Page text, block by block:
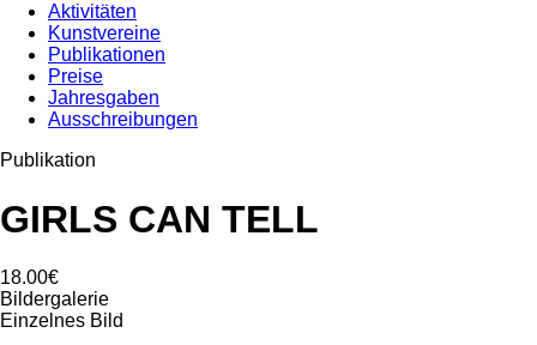
Aktivitäten
Kunstvereine
Publikationen
Preise
Jahresgaben
Ausschreibungen
Publikation
GIRLS CAN TELL
18.00€
Bildergalerie
Einzelnes Bild